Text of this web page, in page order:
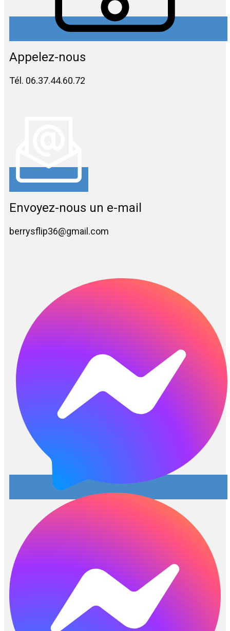
Appelez-nous
Tél. 06.37.44.60.72
Envoyez-nous un e-mail
berrysflip36@gmail.com